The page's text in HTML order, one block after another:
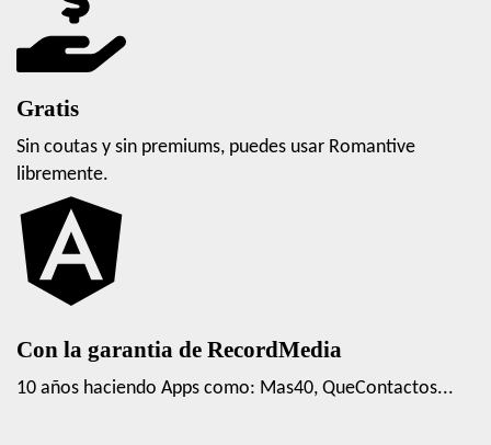
Gratis
Sin coutas y sin premiums, puedes usar Romantive
libremente.
Con la garantia de RecordMedia
10 años haciendo Apps como: Mas40, QueContactos...